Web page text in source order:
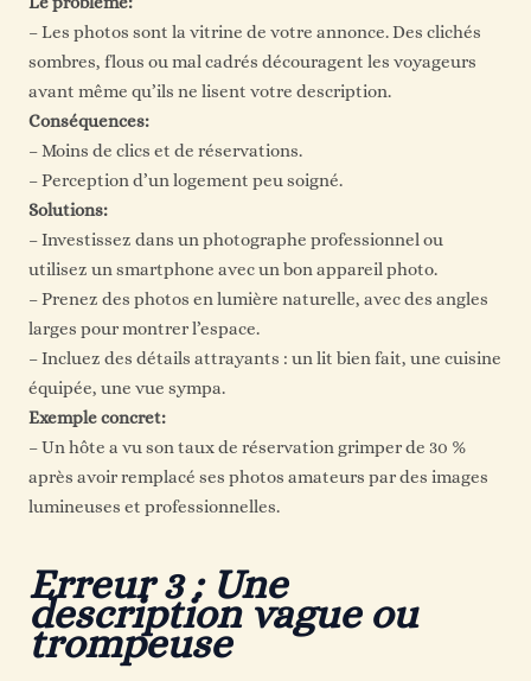
– Les photos sont la vitrine de votre annonce. Des clichés
sombres, flous ou mal cadrés découragent les voyageurs
avant même qu’ils ne lisent votre description.
Conséquences:
– Moins de clics et de réservations.
– Perception d’un logement peu soigné.
Solutions:
– Investissez dans un photographe professionnel ou
utilisez un smartphone avec un bon appareil photo.
– Prenez des photos en lumière naturelle, avec des angles
larges pour montrer l’espace.
– Incluez des détails attrayants : un lit bien fait, une cuisine
équipée, une vue sympa.
Exemple concret:
– Un hôte a vu son taux de réservation grimper de 30 %
après avoir remplacé ses photos amateurs par des images
lumineuses et professionnelles.
Erreur 3 : Une
description vague ou
trompeuse